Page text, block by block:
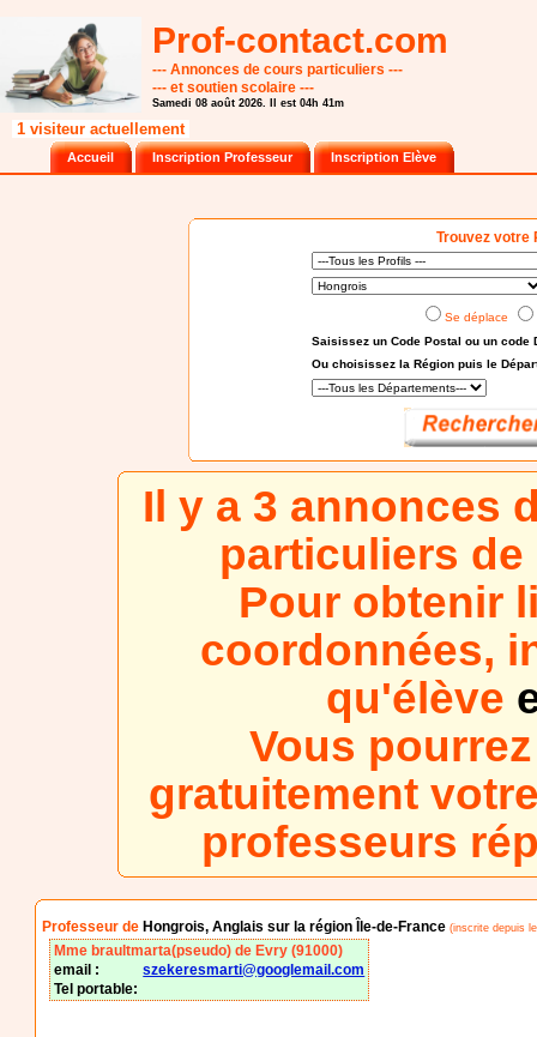
Prof-contact.com
--- Annonces de cours particuliers ---
--- et soutien scolaire ---
Samedi 08 août 2026. Il est 04h 41m
1 visiteur actuellement
Accueil Inscription Professeur Inscription Elève
Trouvez votre
Se déplace
Saisissez un Code Postal ou un code
Ou choisissezla Région puis le
Il y a 3 annonces
particuliers
Pour obtenir
coordonnées,
qu'élève
Vous
gratuitement
professeurs
Professeur de Hongrois, Anglais sur la région Île-de-France (inscrite depuis
Mme braultmarta(pseudo) de Evry (91000)
email :
szekeresmarti@googlemail.com
Tel portable: